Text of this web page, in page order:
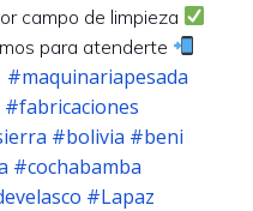
campo de limpieza
para atenderte
#maquinariapesada
#fabricaciones
#bolivia #beni
#cochabamba
#Lapaz